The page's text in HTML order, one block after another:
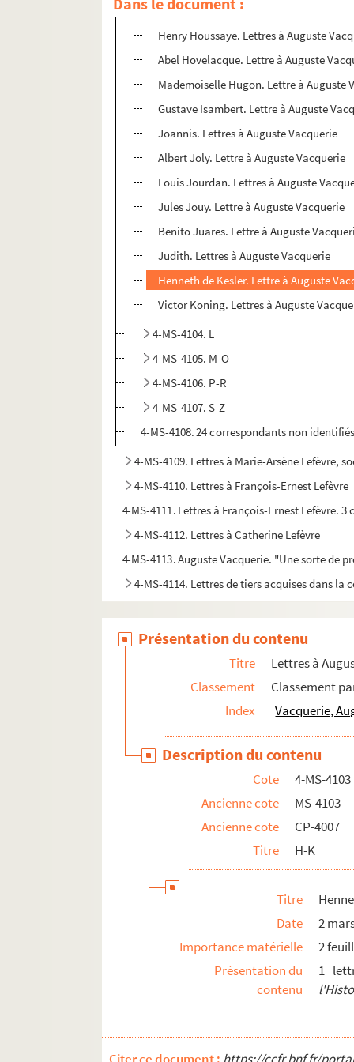
Pierre-Jules Hetzel. Lettre à Auguste
Henry Houssaye. Lettres à Auguste
Abel Hovelacque. Lettre à Auguste
Mademoiselle Hugon. Lettre à Auguste
Gustave Isambert. Lettre à Auguste
Joannis. Lettres à Auguste Vacquerie
Albert Joly. Lettre à Auguste Vacquerie
Louis Jourdan. Lettres à Auguste
Jules Jouy. Lettre à Auguste Vacquerie
Benito Juares. Lettre à Auguste
Judith. Lettres à Auguste Vacquerie
Henneth de Kesler. Lettre à Auguste
Victor Koning. Lettres à Auguste
4-MS-4104. L
4-MS-4105. M-O
4-MS-4106. P-R
4-MS-4107. S-Z
4-MS-4108. 24 correspondants non
4-MS-4109. Lettres à Marie-Arsène Lefèvre,
4-MS-4110. Lettres à François-Ernest Lefèvre
4-MS-4111. Lettres à François-Ernest Lefèvre.
4-MS-4112. Lettres à Catherine Lefèvre
4-MS-4113. Auguste Vacquerie. "Une sorte de
4-MS-4114. Lettres de tiers acquises dans la
Présentation du contenu
Titre
Lettres à
Classement
Classement
Index
Vacquerie,
Description du contenu
Cote
4-MS-4103
Ancienne cote
MS-4103
Ancienne cote
CP-4007
Titre
H-K
Titre
Date
2
Importance matérielle
2
Présentation du
contenu
1